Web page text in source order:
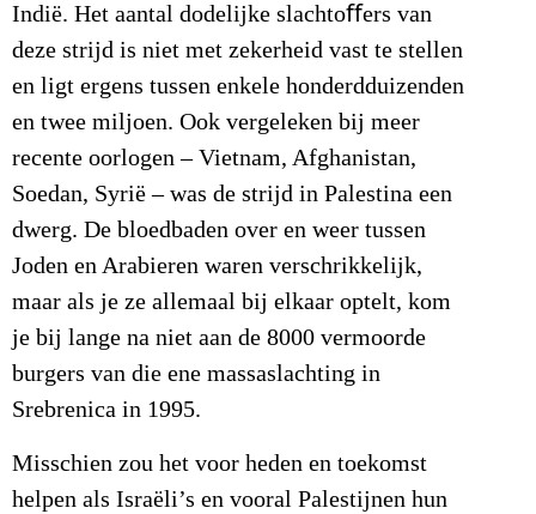
Indië. Het aantal dodelijke slachtoﬀers van
deze strijd is niet met zekerheid vast te stellen
en ligt ergens tussen enkele honderdduizenden
en twee miljoen. Ook vergeleken bij meer
recente oorlogen – Vietnam, Afghanistan,
Soedan, Syrië – was de strijd in Palestina een
dwerg. De bloedbaden over en weer tussen
Joden en Arabieren waren verschrikkelijk,
maar als je ze allemaal bij elkaar optelt, kom
je bij lange na niet aan de 8000 vermoorde
burgers van die ene massaslachting in
Srebrenica in 1995.
Misschien zou het voor heden en toekomst
helpen als Israëli’s en vooral Palestijnen hun